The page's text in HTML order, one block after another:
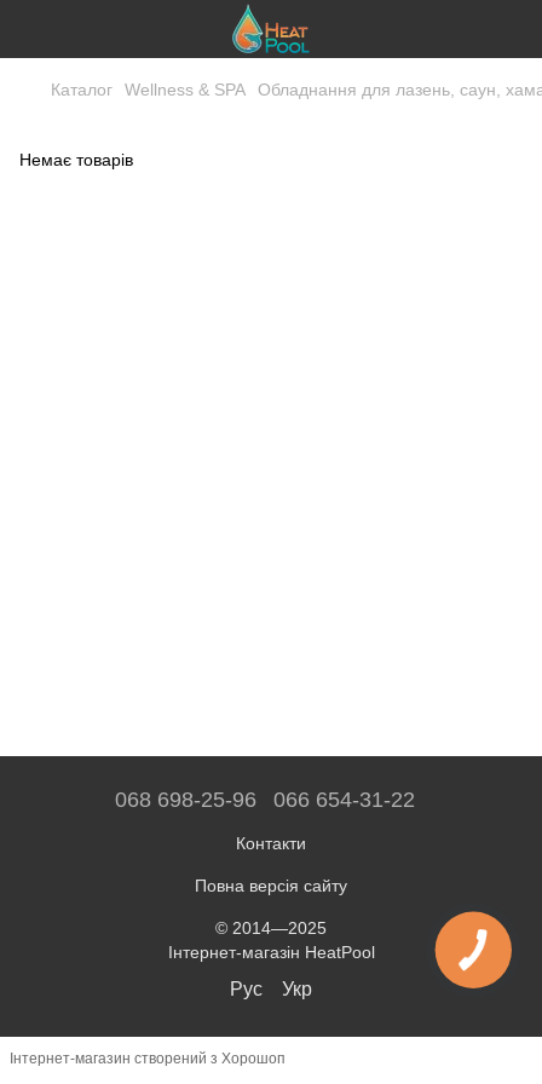
Каталог Wellness & SPA Обладнання для лазень, саун,
Немає товарів
068 698-25-96 066 654-31-22
Контакти
Повна версія сайту
© 2014—2025
Інтернет-магазін HeatPool
Рус Укр
Інтернет-магазин створений з Хорошоп